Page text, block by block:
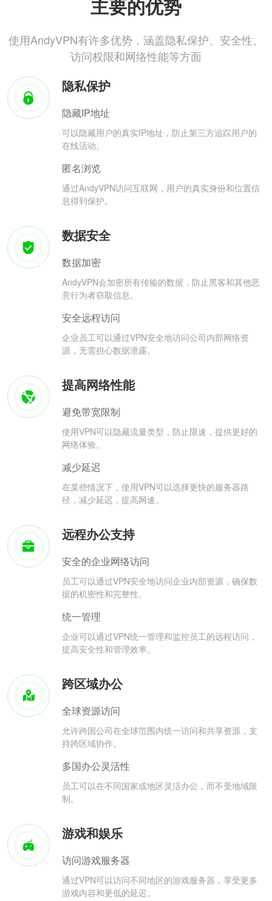
主要的优势
使用AndyVPN有许多优势，涵盖隐私保护、安全性、
访问权限和网络性能等方面
隐私保护
隐藏IP地址
可以隐藏用户的真实IP地址，防止第三方追踪用户的
在线活动。
匿名浏览
通过AndyVPN访问互联网，用户的真实身份和位置信
息得到保护。
数据安全
数据加密
AndyVPN会加密所有传输的数据，防止黑客和其他恶
意行为者窃取信息。
安全远程访问
企业员工可以通过VPN安全地访问公司内部网络资
源，无需担心数据泄露。
提高网络性能
避免带宽限制
使用VPN可以隐藏流量类型，防止限速，提供更好的
网络体验。
减少延迟
在某些情况下，使用VPN可以选择更快的服务器路
径，减少延迟，提高网速。
远程办公支持
安全的企业网络访问
员工可以通过VPN安全地访问企业内部资源，确保数
据的机密性和完整性。
统一管理
企业可以通过VPN统一管理和监控员工的远程访问，
提高安全性和管理效率。
跨区域办公
全球资源访问
允许跨国公司在全球范围内统一访问和共享资源，支
持跨区域协作。
多国办公灵活性
员工可以在不同国家或地区灵活办公，而不受地域限
制。
游戏和娱乐
访问游戏服务器
通过VPN可以访问不同地区的游戏服务器，享受更多
游戏内容和更低的延迟。